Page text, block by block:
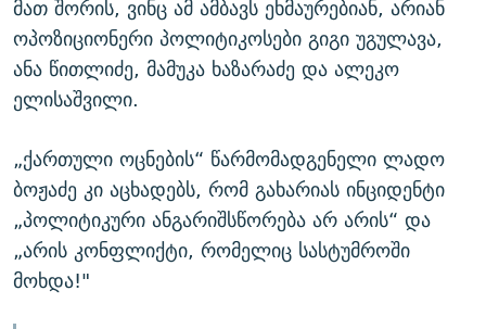
მათ შორის, ვინც ამ ამბავს ეხმაურებიან, არიან
ოპოზიციონერი პოლიტიკოსები გიგი უგულავა,
ანა წითლიძე, მამუკა ხაზარაძე და ალეკო
ელისაშვილი.
„ქართული ოცნების“ წარმომადგენელი ლადო
ბოჟაძე კი აცხადებს, რომ გახარიას ინციდენტი
„პოლიტიკური ანგარიშსწორება არ არის“ და
„არის კონფლიქტი, რომელიც სასტუმროში
მოხდა!"